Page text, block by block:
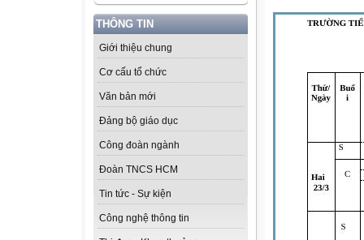
THÔNG TIN
Giới thiệu chung
Cơ cấu tổ chức
Văn bản mới
Đảng bộ giáo dục
Công đoàn ngành
Đoàn TNCS HCM
Tin tức - Sự kiện
Công nghệ thông tin